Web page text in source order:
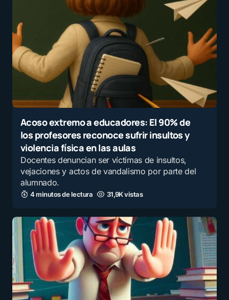
Acoso extremo a educadores: El 90% de
los profesores reconoce sufrir insultos y
violencia física en las aulas
Docentes denuncian ser víctimas de insultos,
vejaciones y actos de vandalismo por parte del
alumnado.
4 minutos de lectura 31,9K vistas